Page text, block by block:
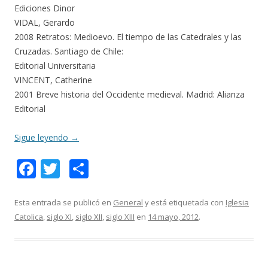
Ediciones Dinor
VIDAL, Gerardo
2008 Retratos: Medioevo. El tiempo de las Catedrales y las
Cruzadas. Santiago de Chile:
Editorial Universitaria
VINCENT, Catherine
2001 Breve historia del Occidente medieval. Madrid: Alianza
Editorial
Sigue leyendo →
F
e
b
T
itt
er
m
p
Esta entrada se publicó en General y está etiquetada con Iglesia
Catolica, siglo XI, siglo XII, siglo XIII en 14 mayo, 2012.